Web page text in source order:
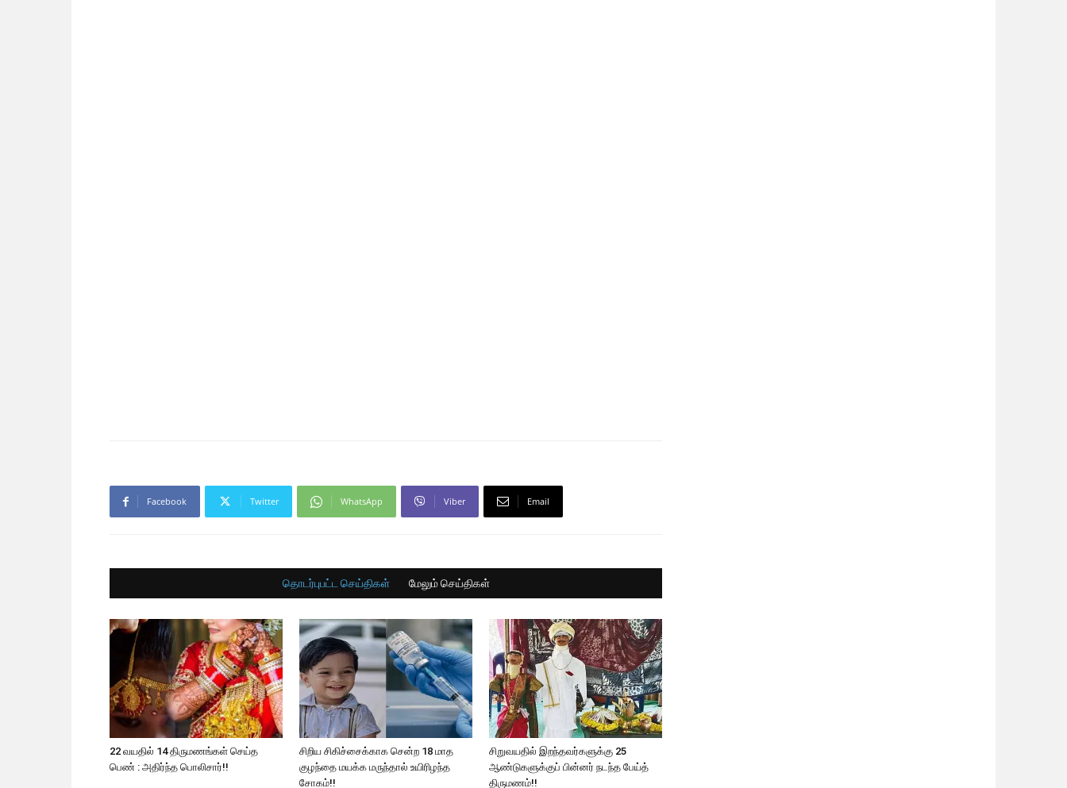
Facebook Twitter WhatsApp Viber Email
தொடர்புபட்ட செய்திகள் மேலும் செய்திகள்
22 வயதில் 14 திருமணங்கள் செய்த
பெண் : அதிர்ந்த பொலிசார்!!
சிறிய சிகிச்சைக்காக சென்ற 18 மாத
குழந்தை மயக்க மருந்தால் உயிரிழந்த
சோகம்!!
சிறுவயதில் இறந்தவர்களுக்கு 25
ஆண்டுகளுக்குப் பின்னர் நடந்த பேய்த்
திருமணம்!!